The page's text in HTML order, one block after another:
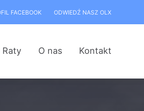
FACEBOOK ODWIEDŹ NASZ OLX
Raty O nas Kontakt